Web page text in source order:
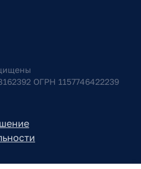
ОГРН 1157746422239